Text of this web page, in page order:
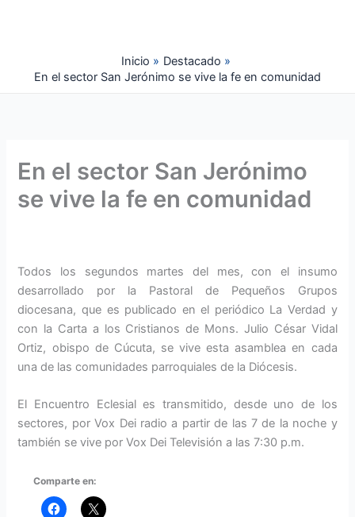
Inicio
Destacado
En el sector San Jerónimo se vive la fe en comunidad
En el sector San Jerónimo
se vive la fe en comunidad
Todos los segundos martes del mes, con el insumo
desarrollado por la Pastoral de Pequeños Grupos
diocesana, que es publicado en el periódico La Verdad y
con la Carta a los Cristianos de Mons. Julio César Vidal
Ortiz, obispo de Cúcuta, se vive esta asamblea en cada
una de las comunidades parroquiales de la Diócesis.
El Encuentro Eclesial es transmitido, desde uno de los
sectores, por Vox Dei radio a partir de las 7 de la noche y
también se vive por Vox Dei Televisión a las 7:30 p.m.
Comparte en: